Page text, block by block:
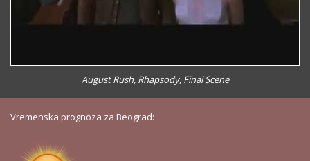
August Rush, Rhapsody, Final Scene
Vremenska prognoza za Beograd: